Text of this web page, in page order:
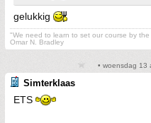
gelukkig
"We need to learn to set our course by
Omar N. Bradley
• woensdag 13
Simterklaas
ETS